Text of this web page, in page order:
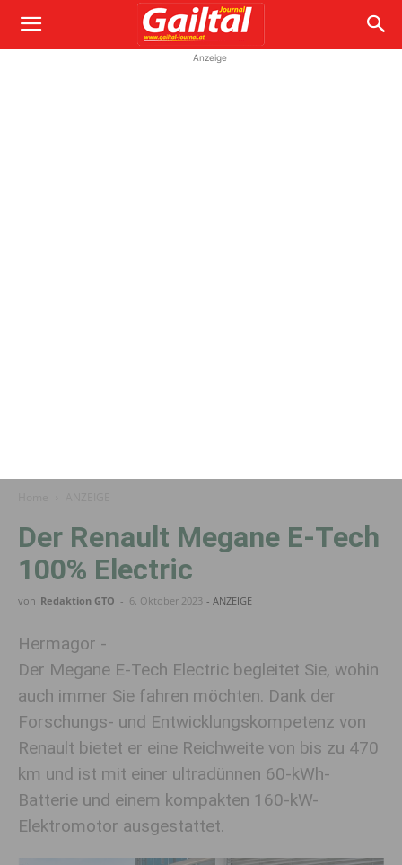
Anzeige
Der Renault Megane E-Tech
100% Electric
von Redaktion GTO - 6. Oktober 2023 - ANZEIGE
Hermagor -
Der Megane E-Tech Electric begleitet Sie, wohin
auch immer Sie fahren möchten. Dank der
Forschungs- und Entwicklungskompetenz von
Renault bietet er eine Reichweite von bis zu 470
km und ist mit einer ultradünnen 60-kWh-
Batterie und einem kompakten 160-kW-
Elektromotor ausgestattet.